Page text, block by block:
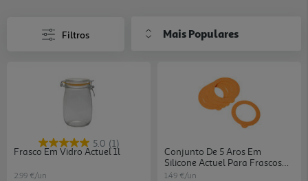
Filtros Mais Populares
5.0 (1)
Frasco Em Vidro Actuel 1l
2.99 €/un
Conjunto De 5 Aros Em
Silicone Actuel Para Frascos
9.3cm
1.49 €/un